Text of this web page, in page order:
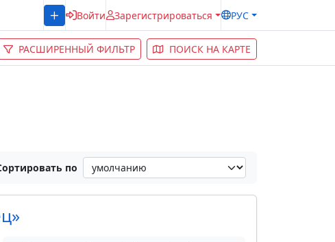
Войти Зарегистрироваться РУС
РАСШИРЕННЫЙ ФИЛЬТР ПОИСК НА КАРТЕ
по